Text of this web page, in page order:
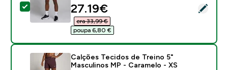
Select this product - Calções de Treino Tecidos de
discounted price
27.19€‎
era 33,99 €‎
poupa 6,80 €‎
Calções Tecidos de Treino 5"
Masculinos MP - Caramelo - XS